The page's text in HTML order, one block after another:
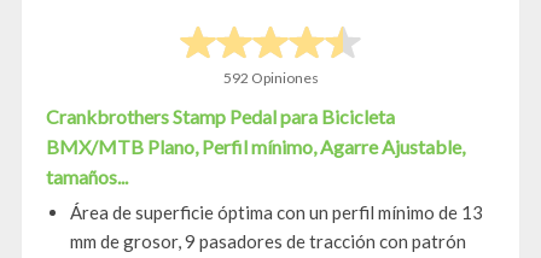
592 Opiniones
Crankbrothers Stamp Pedal para Bicicleta
BMX/MTB Plano, Perfil mínimo, Agarre Ajustable,
tamaños...
Área de superficie óptima con un perfil mínimo de 13
mm de grosor, 9 pasadores de tracción con patrón